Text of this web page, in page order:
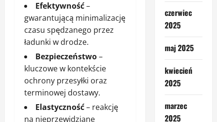
Efektywność–
gwarantującą minimalizację
czasu spędzanego przez
ładunki w drodze.
Bezpieczeństwo–
kluczowe w kontekście
ochrony przesyłki oraz
terminowej dostawy.
Elastyczność– reakcję
na nieprzewidziane
czerwiec
2025
maj 2025
kwiecień
2025
marzec
2025